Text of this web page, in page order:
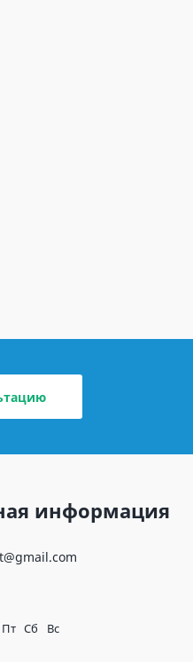
информация
Пт Сб Вс